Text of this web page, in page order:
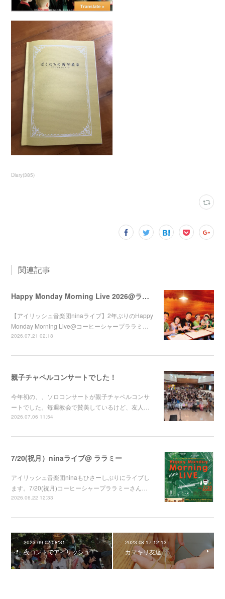
Diary(385)
関連記事
Happy Monday Morning Live 2026@ララミー
【アイリッシュ音楽団ninaライブ】2年ぶりのHappy
Monday Morning Live@コーヒーシャープララミ…
2026.07.21 02:18
親子チャペルコンサートでした！
今年初の、、ソロコンサートが親子チャペルコンサ
ートでした。毎週教会で賛美しているけど、友人…
2026.07.06 11:54
7/20(祝月）ninaライブ@ ララミー
アイリッシュ音楽団ninaもひさーしぶりにライブし
ます。7/20(祝月)コーヒーシャープララミーさん…
2026.06.22 12:33
2023.09.02 08:31
夜コントでアイリッシュ！
2023.08.17 12:13
カマキリ友達